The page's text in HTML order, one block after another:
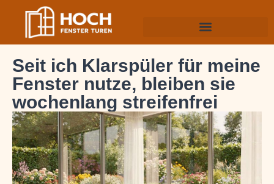
Seit ich Klarspüler für meine
Fenster nutze, bleiben sie
wochenlang streifenfrei